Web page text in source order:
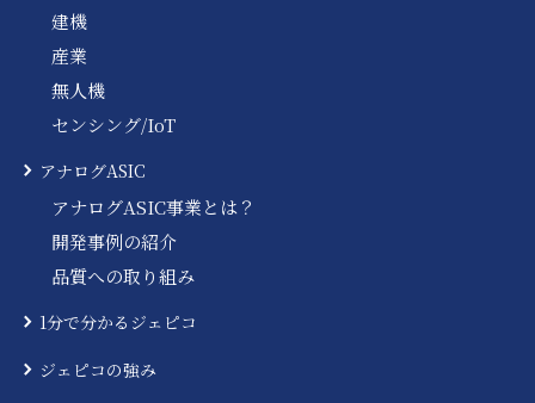
建機
産業
無人機
センシング/IoT
アナログASIC
アナログASIC事業とは？
開発事例の紹介
品質への取り組み
1分で分かるジェピコ
ジェピコの強み